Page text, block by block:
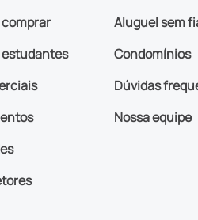
estudantes
Aluguel sem
Condomínios
Dúvidas
Nossa equipe